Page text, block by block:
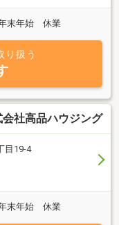
末年始 休業
り扱う
社高品ハウジング
目19-4
末年始 休業